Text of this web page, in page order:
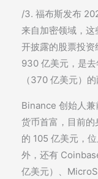
/3. 福布斯发布
来自加密领域，
开披露的股票投
930 亿美元，是
（370 亿美元）的
Binance 创始人
货币首富，目前
的 105 亿美元，
外，还有
亿美元）、